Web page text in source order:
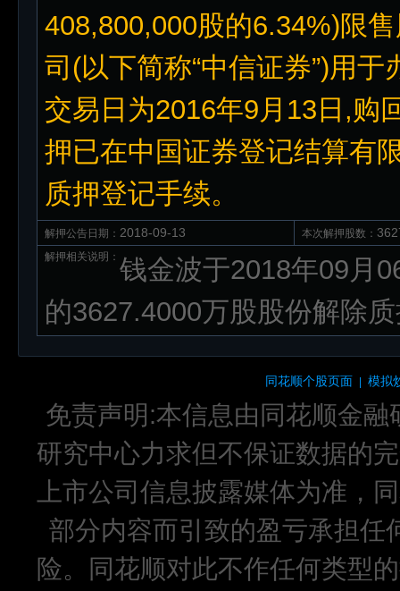
408,800,000股的6.34%)限
司(以下简称“中信证券”)用
交易日为2016年9月13日,购
押已在中国证券登记结算有
质押登记手续。
解押公告日期： 2018-09-13 本次解押股数：
解押相关说明： 钱金波于2018年09月
的3627.4000万股股份解除
同花顺个股页面 模拟
免责声明:本信息由同花顺金
研究中心力求但不保证数据的
上市公司信息披露媒体为准，
部分内容而引致的盈亏承担任
险。同花顺对此不作任何类型